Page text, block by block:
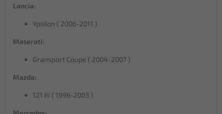
Lancia:
Ypsilon ( 2006-2011 )
Maserati:
Gransport Coupe ( 2004-2007 )
Mazda:
121 III ( 1996-2003 )